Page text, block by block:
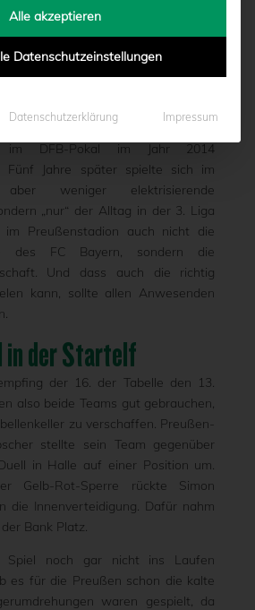
28.09.2019 - 17:05
Erinnerungen an das legendäre
im DFB-Pokal im Jahr 2014
Fünf Jahre später spielte sich im
aber weniger elektrisierende
„nur“ der Alltag in der 3. Liga
Preußenstadion auch nicht die
des FC Bayern, sondern die
Und dass auch die richtig
kann, sollte allen Anwesenden
in der Startelf
der 16. der Tabelle den 13.
also beide Teams gut gebrauchen,
zu verschaffen. Preußen-
stellte sein Team gegenüber
in Halle auf einer Position um.
Gelb-Rot-Sperre rückte Simon
die Innenverteidigung. Dafür nahm
Bank Platz.
Spiel noch gar nicht ins Laufen
es für die Preußen schon die kalte
waren gespielt, da
Alle akzeptieren
Datenschutzeinstellungen
Datenschutzerklärung Impressum